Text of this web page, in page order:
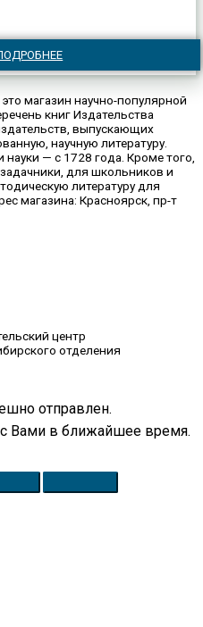
магазин научно-популярной
книг Издательства
выпускающих
научную литературу.
— с 1728 года. Кроме того,
для школьников и
литературу для
магазина: Красноярск, пр-т
центр
отделения
отправлен.
Вами в ближайшее время.